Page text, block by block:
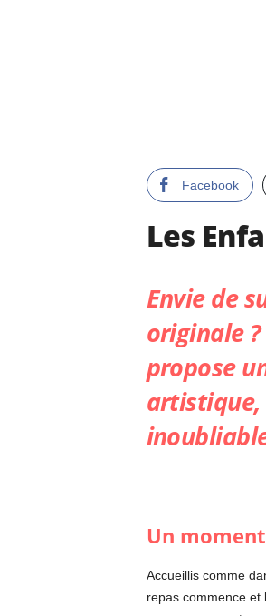
Facebook
Les
Envie de
originale
propose
artistique,
Un
Accueillis comme
repas commence et